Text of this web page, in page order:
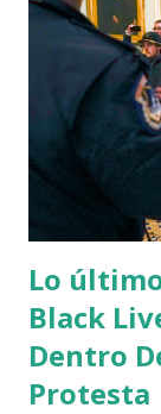
personajes son
un
depende de la
divorcio. En el
para que
tratado por
incluso durante
Lo
Black
Dentro
Protesta